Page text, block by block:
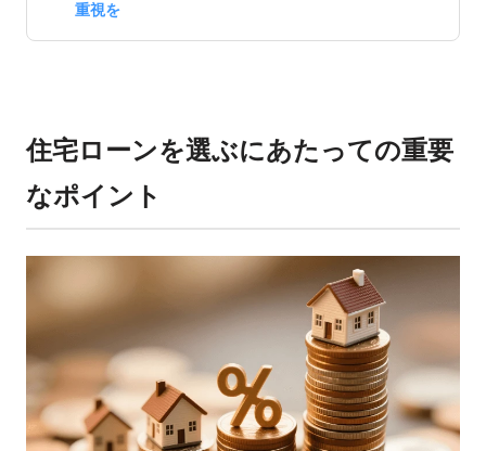
重視を
住宅ローンを選ぶにあたっての重要
なポイント